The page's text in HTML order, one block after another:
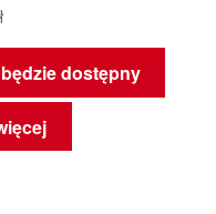
dostępny